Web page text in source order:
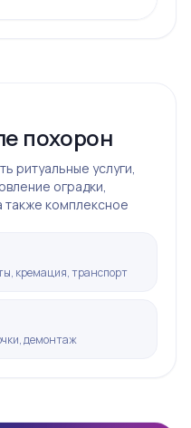
похорон
ритуальные услуги,
оградки,
также комплексное
кремация, транспорт
демонтаж